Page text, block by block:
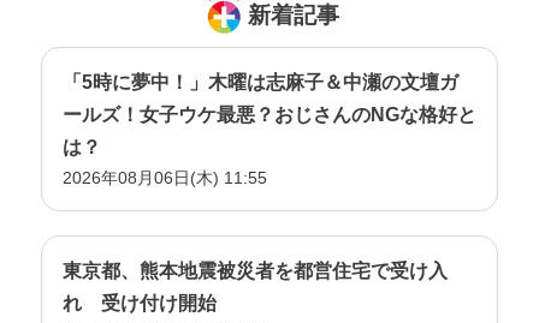
新着記事
「5時に夢中！」木曜は志麻子＆中瀬の文壇ガ
ールズ！女子ウケ最悪？おじさんのNGな格好と
は？
2026年08月06日(木) 11:55
東京都、熊本地震被災者を都営住宅で受け入
れ 受け付け開始